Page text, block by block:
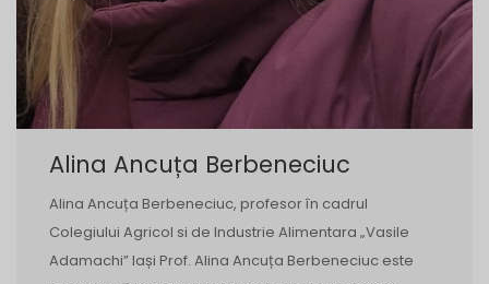
Alina Ancuța Berbeneciuc
Alina Ancuța Berbeneciuc, profesor în cadrul
Colegiului Agricol si de Industrie Alimentara „Vasile
Adamachi” Iași Prof. Alina Ancuța Berbeneciuc este